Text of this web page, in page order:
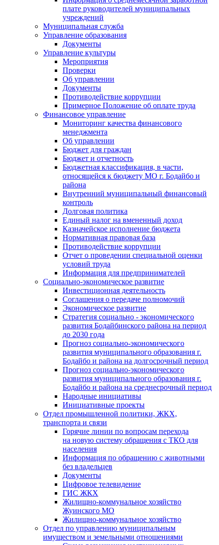
плате руководителей муниципальных
учреждений
Муниципальная служба
Управление образования
Документы
Управление культуры
Мероприятия
Проверки
Об управлении
Документы
Противодействие коррупции
Примерное Положение об оплате труда
Финансовое управление
Мониторинг качества финансового
менеджмента
Об управлении
Бюджет для граждан
Бюджет и отчетность
Бюджетная классификация, в части,
относящейся к бюджету МО г. Бодайбо и
района
Внутренний муниципальный финансовый
контроль
Долговая политика
Единый налог на вмененный доход
Казначейское исполнение бюджета
Нормативная правовая база
Противодействие коррупции
Отчет о проведении специальной оценки
условий труда
Информация для предпринимателей
Социально-экономическое развитие
Инвестиционная деятельность
Соглашения о передаче полномочий
Экономическое развитие
Стратегия социально - экономического
развития Бодайбинского района на период
до 2030 года
Прогноз социально-экономического
развития муниципального образования г.
Бодайбо и района на долгосрочный период
Прогноз социально-экономического
развития муниципального образования г.
Бодайбо и района на среднесрочный период
Народные инициативы
Инициативные проекты
Отдел промышленной политики, ЖКХ,
транспорта и связи
Горячие линии по вопросам перехода
на новую систему обращения с ТКО для
населения
Информация по обращению с животными
без владельцев
Документы
Цифровое телевидение
ГИС ЖКХ
Жилищно-коммунальное хозяйство
Жуинского МО
Жилищно-коммунальное хозяйство
Отдел по управлению муниципальным
имуществом и земельными отношениями